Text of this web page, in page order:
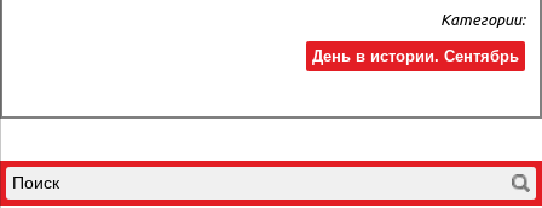
Категории:
День в истории. Сентябрь